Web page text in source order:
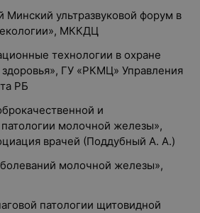
Минский ультразвуковой форум в
МККДЦ
технологии в охране
ГУ «РКМЦ» Управления
РБ
и
молочной железы»,
врачей (Поддубный А. А.)
молочной железы»,
патологии щитовидной